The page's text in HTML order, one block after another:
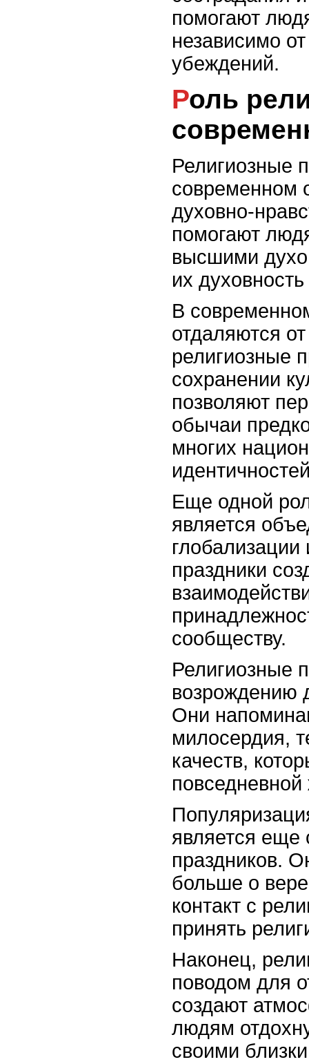
помогают
независимо
убеждений.
Роль религиозных праздников в
Религиозные
современном
духовно-
помогают
высшими
их
В
отдаляются
религиозные
сохранении
позволяют
обычаи
многих
Еще одной
является
праздники
сообществу.
Религиозные
возрождению
Они
милосердия,
качеств,
повседневной
является еще
праздников.
больше о
контакт с
принять
Наконец,
поводом для
создают
людям
своими